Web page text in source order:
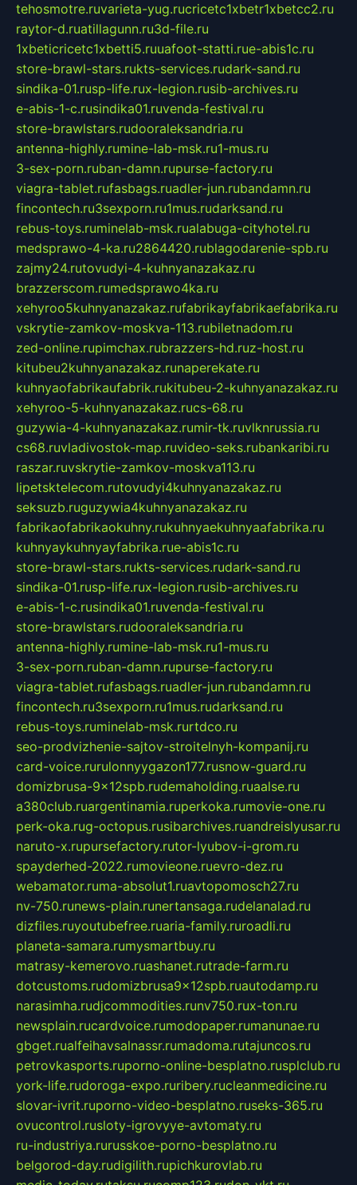
tehosmotre.ruvarieta-yug.rucricetc1xbetr1xbetcc2.ru
raytor-d.ruatillagunn.ru3d-file.ru
1xbeticricetc1xbetti5.ruuafoot-statti.rue-abis1c.ru
store-brawl-stars.rukts-services.rudark-sand.ru
sindika-01.rusp-life.rux-legion.rusib-archives.ru
e-abis-1-c.rusindika01.ruvenda-festival.ru
store-brawlstars.rudooraleksandria.ru
antenna-highly.rumine-lab-msk.ru1-mus.ru
3-sex-porn.ruban-damn.rupurse-factory.ru
viagra-tablet.rufasbags.ruadler-jun.rubandamn.ru
fincontech.ru3sexporn.ru1mus.rudarksand.ru
rebus-toys.ruminelab-msk.rualabuga-cityhotel.ru
medsprawo-4-ka.ru2864420.rublagodarenie-spb.ru
zajmy24.rutovudyi-4-kuhnyanazakaz.ru
brazzerscom.rumedsprawo4ka.ru
xehyroo5kuhnyanazakaz.rufabrikayfabrikaefabrika.ru
vskrytie-zamkov-moskva-113.rubiletnadom.ru
zed-online.rupimchax.rubrazzers-hd.ruz-host.ru
kitubeu2kuhnyanazakaz.runaperekate.ru
kuhnyaofabrikaufabrik.rukitubeu-2-kuhnyanazakaz.ru
xehyroo-5-kuhnyanazakaz.rucs-68.ru
guzywia-4-kuhnyanazakaz.rumir-tk.ruvlknrussia.ru
cs68.ruvladivostok-map.ruvideo-seks.rubankaribi.ru
raszar.ruvskrytie-zamkov-moskva113.ru
lipetsktelecom.rutovudyi4kuhnyanazakaz.ru
seksuzb.ruguzywia4kuhnyanazakaz.ru
fabrikaofabrikaokuhny.rukuhnyaekuhnyaafabrika.ru
kuhnyaykuhnyayfabrika.rue-abis1c.ru
store-brawl-stars.rukts-services.rudark-sand.ru
sindika-01.rusp-life.rux-legion.rusib-archives.ru
e-abis-1-c.rusindika01.ruvenda-festival.ru
store-brawlstars.rudooraleksandria.ru
antenna-highly.rumine-lab-msk.ru1-mus.ru
3-sex-porn.ruban-damn.rupurse-factory.ru
viagra-tablet.rufasbags.ruadler-jun.rubandamn.ru
fincontech.ru3sexporn.ru1mus.rudarksand.ru
rebus-toys.ruminelab-msk.rurtdco.ru
seo-prodvizhenie-sajtov-stroitelnyh-kompanij.ru
card-voice.rurulonnyygazon177.rusnow-guard.ru
domizbrusa-9x12spb.rudemaholding.ruaalse.ru
a380club.ruargentinamia.ruperkoka.rumovie-one.ru
perk-oka.rug-octopus.rusibarchives.ruandreislyusar.ru
naruto-x.rupursefactory.rutor-lyubov-i-grom.ru
spayderhed-2022.rumovieone.ruevro-dez.ru
webamator.ruma-absolut1.ruavtopomosch27.ru
nv-750.runews-plain.runertansaga.rudelanalad.ru
dizfiles.ruyoutubefree.ruaria-family.ruroadli.ru
planeta-samara.rumysmartbuy.ru
matrasy-kemerovo.ruashanet.rutrade-farm.ru
dotcustoms.rudomizbrusa9x12spb.ruautodamp.ru
narasimha.rudjcommodities.runv750.rux-ton.ru
newsplain.rucardvoice.rumodopaper.rumanunae.ru
gbget.rualfeihavsalnassr.rumadoma.rutajuncos.ru
petrovkasports.ruporno-online-besplatno.rusplclub.ru
york-life.rudoroga-expo.ruribery.rucleanmedicine.ru
slovar-ivrit.ruporno-video-besplatno.ruseks-365.ru
ovucontrol.rusloty-igrovyye-avtomaty.ru
ru-industriya.rurusskoe-porno-besplatno.ru
belgorod-day.rudigilith.rupichkurovlab.ru